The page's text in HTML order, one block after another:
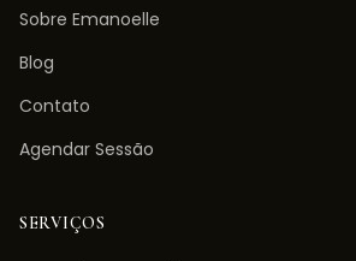
Sobre Emanoelle
Blog
Contato
Agendar Sessão
SERVIÇOS